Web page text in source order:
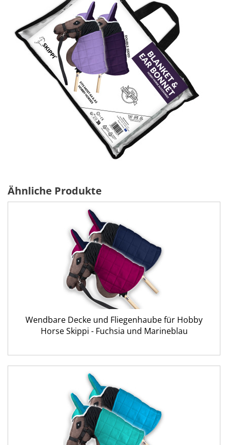
Ähnliche Produkte
Wendbare Decke und Fliegenhaube für Hobby
Horse Skippi - Fuchsia und Marineblau